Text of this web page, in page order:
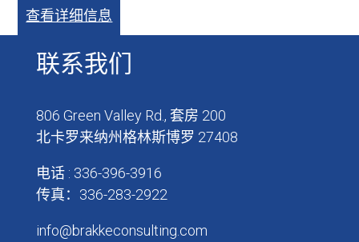
查看详细信息
联系我们
806 Green Valley Rd., 套房 200
北卡罗来纳州格林斯博罗 27408
电话 : 336-396-3916
传真：336-283-2922
info@brakkeconsulting.com